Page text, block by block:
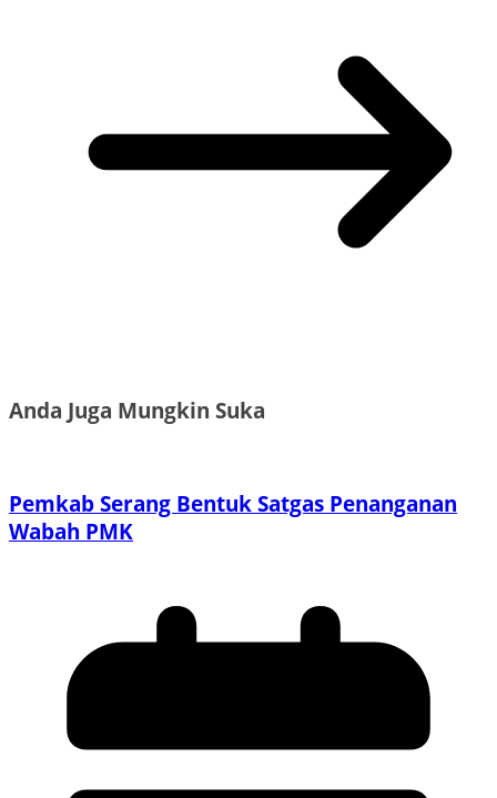
Anda Juga Mungkin Suka
Pemkab Serang Bentuk Satgas Penanganan
Wabah PMK